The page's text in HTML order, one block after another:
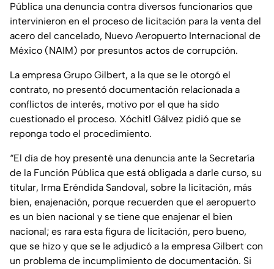
Pública una denuncia contra diversos funcionarios que
intervinieron en el proceso de licitación para la venta del
acero del cancelado, Nuevo Aeropuerto Internacional de
México (NAIM) por presuntos actos de corrupción.
La empresa Grupo Gilbert, a la que se le otorgó el
contrato, no presentó documentación relacionada a
conflictos de interés, motivo por el que ha sido
cuestionado el proceso. Xóchitl Gálvez pidió que se
reponga todo el procedimiento.
“El día de hoy presenté una denuncia ante la Secretaría
de la Función Pública que está obligada a darle curso, su
titular, Irma Eréndida Sandoval, sobre la licitación, más
bien, enajenación, porque recuerden que el aeropuerto
es un bien nacional y se tiene que enajenar el bien
nacional; es rara esta figura de licitación, pero bueno,
que se hizo y que se le adjudicó a la empresa Gilbert con
un problema de incumplimiento de documentación. Si